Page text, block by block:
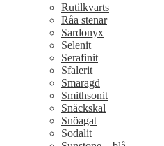
Rutilkvarts
Råa stenar
Sardonyx
Selenit
Serafinit
Sfalerit
Smaragd
Smithsonit
Snäckskal
Snöagat
Sodalit